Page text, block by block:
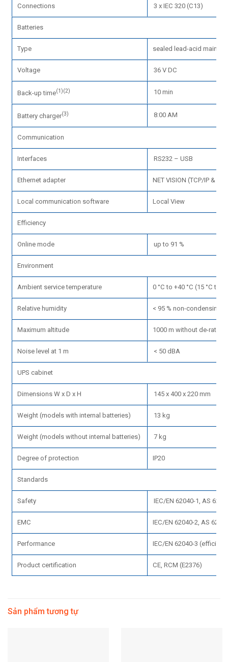
Connections 3 x IEC 320 (C13)
Batteries
Type sealed lead-acid
Voltage 36 V DC
Back-up time(1)(2) 10 min
Battery charger(3) 8:00 AM
Communication
Interfaces RS232 – USB
Ethernet adapter NET VISION (TCP/IP &
Local communication software Local View
Efficiency
Online mode up to 91 %
Environment
Ambient service temperature 0 °C to +40 °C (15 °C to
Relative humidity < 95 % non-condensing
Maximum altitude 1000 m without de-rating
Noise level at 1 m < 50 dBA
UPS cabinet
Dimensions W x D x H 145 x 400 x 220 mm
Weight (models with internal batteries) 13 kg
Weight (models without internal batteries) 7 kg
Degree of protection IP20
Standards
Safety IEC/EN 62040-1, AS
EMC IEC/EN 62040-2, AS
Performance IEC/EN 62040-3
Product certification CE, RCM (E2376)
Sản phẩm tương tự